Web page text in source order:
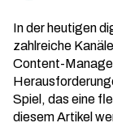
In der heutigen
zahlreiche
Content-
Spiel, das eine
diesem Artikel